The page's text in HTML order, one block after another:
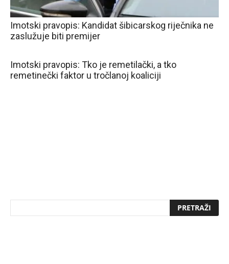
Imotski pravopis: Kandidat šibicarskog riječnika ne
zaslužuje biti premijer
Imotski pravopis: Tko je remetilački, a tko
remetinečki faktor u tročlanoj koaliciji